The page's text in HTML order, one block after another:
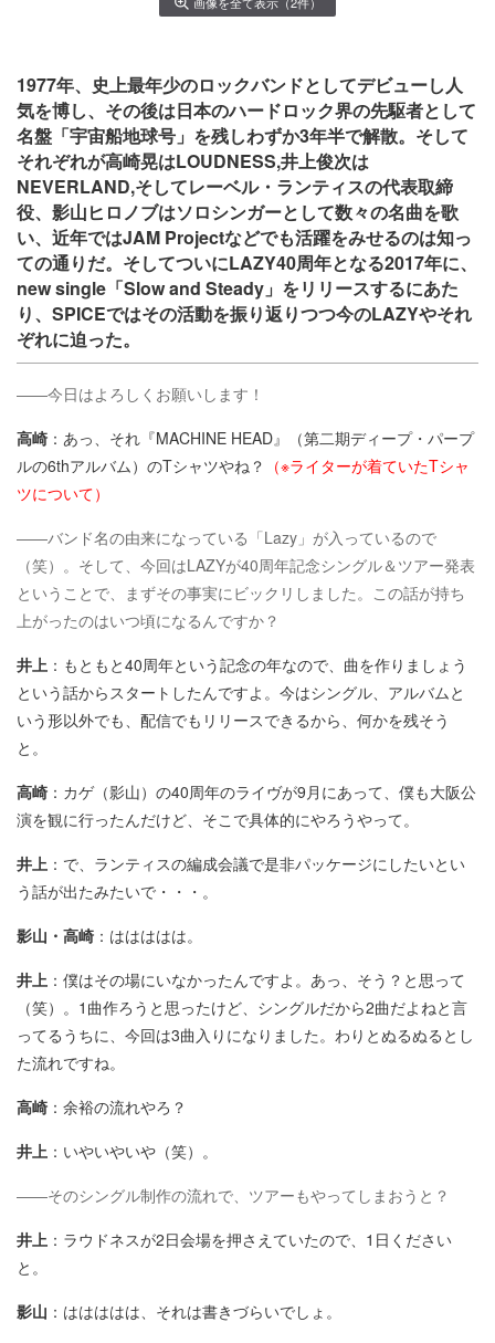
1977年、史上最年少のロックバンドとしてデビューし人
気を博し、その後は日本のハードロック界の先駆者として
名盤「宇宙船地球号」を残しわずか3年半で解散。そして
それぞれが高崎晃はLOUDNESS,井上俊次は
NEVERLAND,そしてレーベル・ランティスの代表取締
役、影山ヒロノブはソロシンガーとして数々の名曲を歌
い、近年ではJAM Projectなどでも活躍をみせるのは知っ
ての通りだ。そしてついにLAZY40周年となる2017年に、
new single「Slow and Steady」をリリースするにあた
り、SPICEではその活動を振り返りつつ今のLAZYやそれ
ぞれに迫った。
――今日はよろしくお願いします！
高崎 ：あっ、それ『MACHINE HEAD』（第二期ディープ・パープ
ルの6thアルバム）のTシャツやね？ （※ライターが着ていたTシャ
ツについて）
――バンド名の由来になっている「Lazy」が入っているので
（笑）。そして、今回はLAZYが40周年記念シングル＆ツアー発表
ということで、まずその事実にビックリしました。この話が持ち
上がったのはいつ頃になるんですか？
井上 ：もともと40周年という記念の年なので、曲を作りましょう
という話からスタートしたんですよ。今はシングル、アルバムと
いう形以外でも、配信でもリリースできるから、何かを残そう
と。
高崎 ：カゲ（影山）の40周年のライヴが9月にあって、僕も大阪公
演を観に行ったんだけど、そこで具体的にやろうやって。
井上 ：で、ランティスの編成会議で是非パッケージにしたいとい
う話が出たみたいで・・・。
影山・高崎 ：ははははは。
井上 ：僕はその場にいなかったんですよ。あっ、そう？と思って
（笑）。1曲作ろうと思ったけど、シングルだから2曲だよねと言
ってるうちに、今回は3曲入りになりました。わりとぬるぬるとし
た流れですね。
高崎 ：余裕の流れやろ？
井上 ：いやいやいや（笑）。
――そのシングル制作の流れで、ツアーもやってしまおうと？
井上 ：ラウドネスが2日会場を押さえていたので、1日ください
と。
影山 ：ははははは、それは書きづらいでしょ。